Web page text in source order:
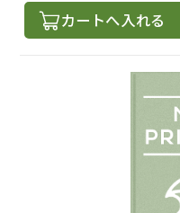
カートへ入れる